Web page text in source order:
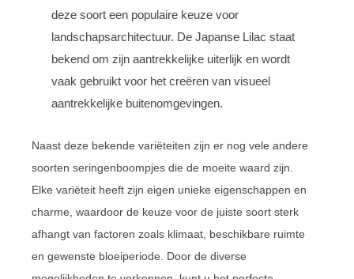
deze soort een populaire keuze voor
landschapsarchitectuur. De Japanse Lilac staat
bekend om zijn aantrekkelijke uiterlijk en wordt
vaak gebruikt voor het creëren van visueel
aantrekkelijke buitenomgevingen.
Naast deze bekende variëteiten zijn er nog vele andere
soorten seringenboompjes die de moeite waard zijn.
Elke variëteit heeft zijn eigen unieke eigenschappen en
charme, waardoor de keuze voor de juiste soort sterk
afhangt van factoren zoals klimaat, beschikbare ruimte
en gewenste bloeiperiode. Door de diverse